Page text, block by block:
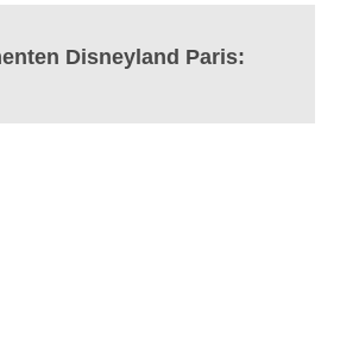
Disneyland Paris: